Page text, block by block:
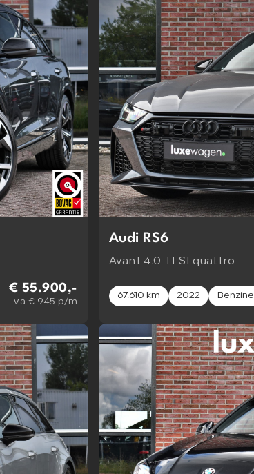
€ 55.900,-
v.a € 945 p/m
Audi RS6
Avant 4.0 TFSI quattro
67.610 km 2022 Benzine